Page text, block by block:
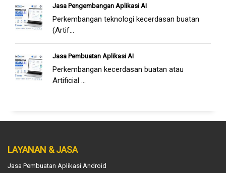
Jasa Pengembangan Aplikasi AI
Perkembangan teknologi kecerdasan buatan
(Artif...
Jasa Pembuatan Aplikasi AI
Perkembangan kecerdasan buatan atau
Artificial ...
LAYANAN & JASA
Jasa Pembuatan Aplikasi Android